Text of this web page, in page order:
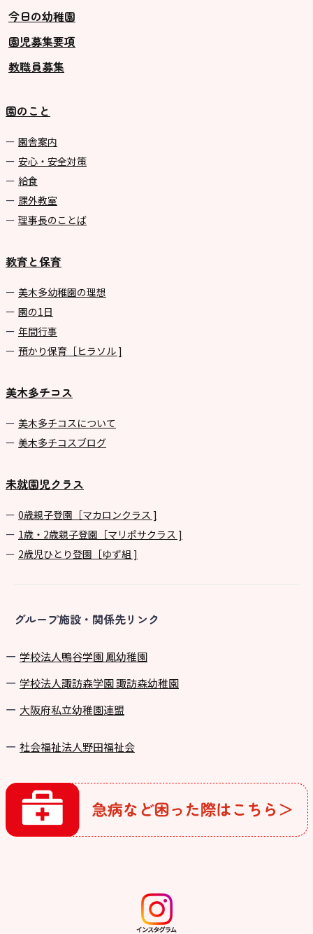
今日の幼稚園
園児募集要項
教職員募集
園のこと
園舎案内
安心・安全対策
給食
課外教室
理事長のことば
教育と保育
美⽊多幼稚園の理想
園の1⽇
年間⾏事
預かり保育［ヒラソル ]
美木多チコス
美⽊多チコスについて
美⽊多チコスブログ
未就園児クラス
0歳親子登園［マカロンクラス ]
1歳・2歳親子登園［マリポサクラス ]
2歳児ひとり登園［ゆず組 ]
グループ施設・関係先リンク
学校法⼈鴨⾕学園 鳳幼稚園
学校法⼈諏訪森学園 諏訪森幼稚園
⼤阪府私⽴幼稚園連盟
社会福祉法人野田福祉会
グループ施設・
関係先リンク
学校法⼈諏訪森学園 諏訪森幼稚
園
⼤阪府私⽴幼稚園連盟
社会福祉法人野田福祉会